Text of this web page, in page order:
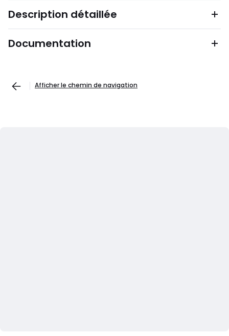
Description détaillée
Documentation
Afficher le chemin de navigation